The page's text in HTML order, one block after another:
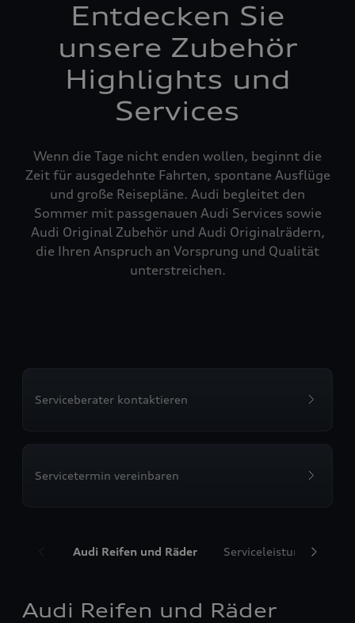
Entdecken Sie
unsere Zubehör
Highlights und
Services
Wenn die Tage nicht enden wollen, beginnt die
Zeit für ausgedehnte Fahrten, spontane Ausflüge
und große Reisepläne. Audi begleitet den
Sommer mit passgenauen Audi Services sowie
Audi Original Zubehör und Audi Originalrädern,
die Ihren Anspruch an Vorsprung und Qualität
unterstreichen.
Serviceberater kontaktieren
Servicetermin vereinbaren
Audi Reifen und Räder Serviceleistungen
Audi Reifen und Räder